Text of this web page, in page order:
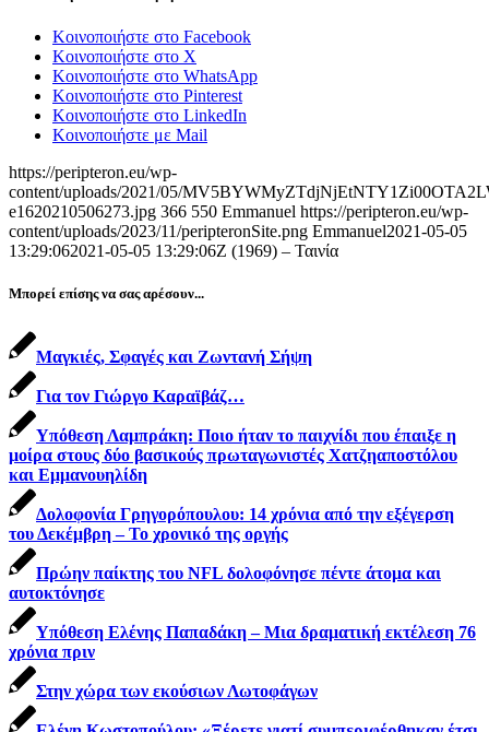
Κοινοποιήστε στο Facebook
Κοινοποιήστε στο X
Κοινοποιήστε στο WhatsApp
Κοινοποιήστε στο Pinterest
Κοινοποιήστε στο LinkedIn
Κοινοποιήστε με Mail
https://peripteron.eu/wp-
content/uploads/2021/05/
e1620210506273.jpg 366 550 Emmanuel https://peripteron.eu/wp-
content/uploads/2023/11/peripteronSite.png Emmanuel2021-05-05
13:29:062021-05-05 13:29:06Ζ (1969) – Ταινία
Μπορεί επίσης να σας αρέσουν...
Μαγκιές, Σφαγές και Ζωντανή Σήψη
Για τον Γιώργο Καραϊβάζ…
Υπόθεση Λαμπράκη: Ποιο ήταν το παιχνίδι που έπαιξε η
μοίρα στους δύο βασικούς πρωταγωνιστές Χατζηαποστόλου
και Εμμανουηλίδη
Δολοφονία Γρηγορόπουλου: 14 χρόνια από την εξέγερση
του Δεκέμβρη – Το χρονικό της οργής
Πρώην παίκτης του NFL δολοφόνησε πέντε άτομα και
αυτοκτόνησε
Υπόθεση Ελένης Παπαδάκη – Μια δραματική εκτέλεση 76
χρόνια πριν
Στην χώρα των εκούσιων Λωτοφάγων